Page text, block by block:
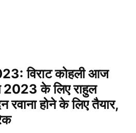
विराट कोहली आज
2023 के लिए राहुल
होने के लिए तैयार,